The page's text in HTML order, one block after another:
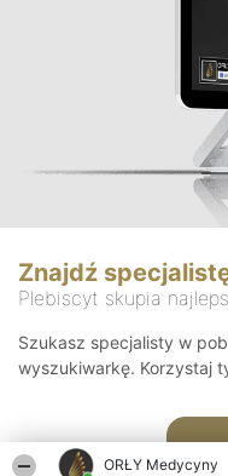
ORŁY Medycyny
Znajdź
Plebiscyt skupia
Szukasz specjalisty w
wyszukiwarkę. Korzystaj